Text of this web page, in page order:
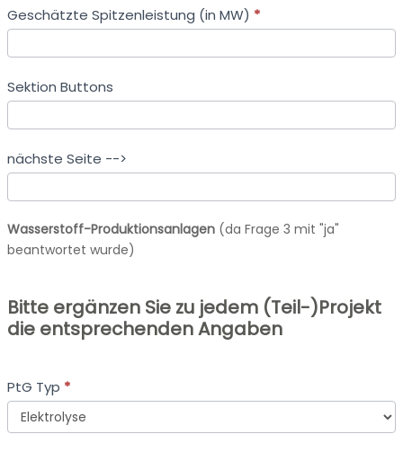
Geschätzte Spitzenleistung (in MW) *
Sektion Buttons
nächste Seite -->
Wasserstoff-Produktionsanlagen (da Frage 3 mit "ja"
beantwortet wurde)
Bitte ergänzen Sie zu jedem (Teil-)Projekt
die entsprechenden Angaben
PtG Typ *